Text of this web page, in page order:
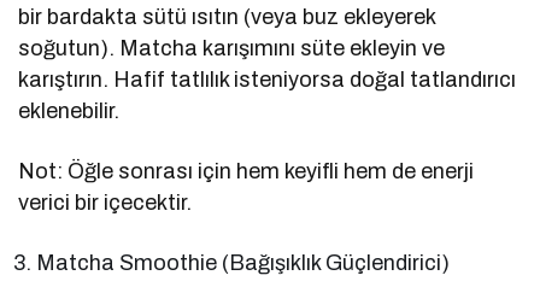
bir bardakta sütü ısıtın (veya buz ekleyerek
soğutun). Matcha karışımını süte ekleyin ve
karıştırın. Hafif tatlılık isteniyorsa doğal tatlandırıcı
eklenebilir.
Not: Öğle sonrası için hem keyifli hem de enerji
verici bir içecektir.
Matcha Smoothie (Bağışıklık Güçlendirici)